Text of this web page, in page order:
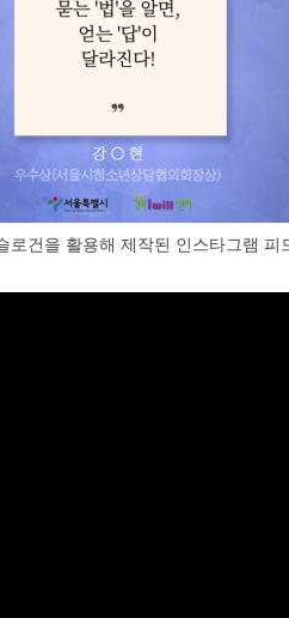
로건을 활용해 제작된 인스타그램